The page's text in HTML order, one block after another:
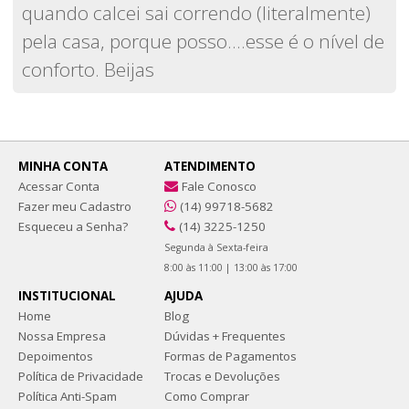
quando calcei sai correndo (literalmente)
pela casa, porque posso....esse é o nível de
conforto. Beijas
MINHA CONTA
Acessar Conta
Fazer meu Cadastro
Esqueceu a Senha?
ATENDIMENTO
Fale Conosco
(14) 99718-5682
(14) 3225-1250
Segunda à Sexta-feira
8:00 às 11:00 | 13:00 às 17:00
INSTITUCIONAL
Home
Nossa Empresa
Depoimentos
Política de Privacidade
Política Anti-Spam
AJUDA
Blog
Dúvidas + Frequentes
Formas de Pagamentos
Trocas e Devoluções
Como Comprar